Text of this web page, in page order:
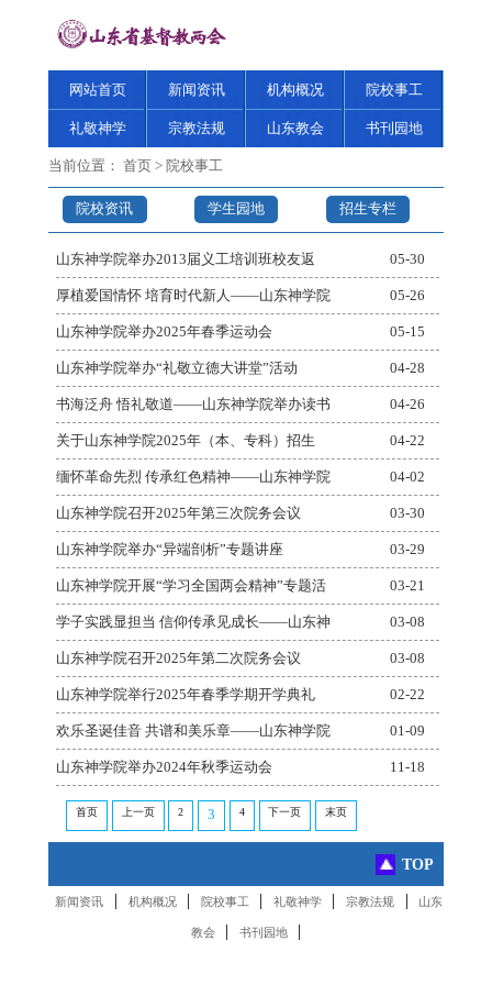
网站首页 新闻资讯 机构概况 院校事工
礼敬神学 宗教法规 山东教会 书刊园地
当前位置： 首页 > 院校事工
院校资讯 学生园地 招生专栏
山东神学院举办2013届义工培训班校友返 05-30
厚植爱国情怀 培育时代新人——山东神学院 05-26
山东神学院举办2025年春季运动会 05-15
山东神学院举办“礼敬立德大讲堂”活动 04-28
书海泛舟 悟礼敬道——山东神学院举办读书 04-26
关于山东神学院2025年（本、专科）招生 04-22
缅怀革命先烈 传承红色精神——山东神学院 04-02
山东神学院召开2025年第三次院务会议 03-30
山东神学院举办“异端剖析”专题讲座 03-29
山东神学院开展“学习全国两会精神”专题活 03-21
学子实践显担当 信仰传承见成长——山东神 03-08
山东神学院召开2025年第二次院务会议 03-08
山东神学院举行2025年春季学期开学典礼 02-22
欢乐圣诞佳音 共谱和美乐章——山东神学院 01-09
山东神学院举办2024年秋季运动会 11-18
首页 上一页 2 3 4 下一页 末页
TOP
新闻资讯 | 机构概况 | 院校事工 | 礼敬神学 | 宗教法规 | 山东
教会 | 书刊园地 |